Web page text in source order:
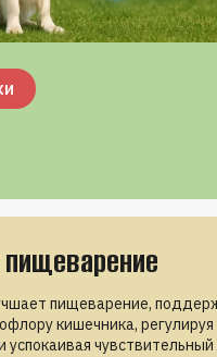
пищеварение,
кишечника, регулируя
успокаивая